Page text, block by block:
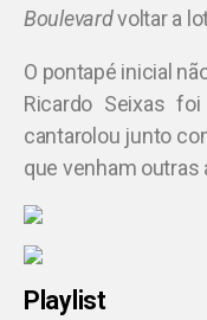
Boulevardvoltar a
O pontapé inicial
Ricardo Seixas
cantarolou junto
que venham
Playlist